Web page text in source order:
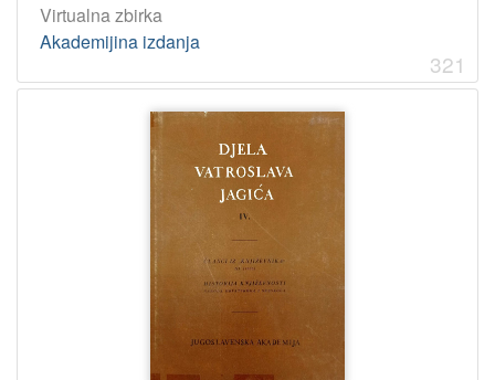
Virtualna zbirka
Akademijina izdanja
321